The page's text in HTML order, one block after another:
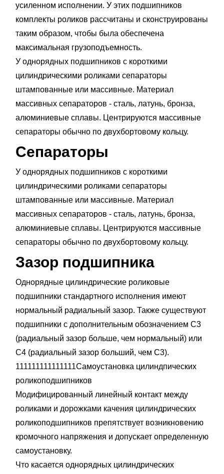
усиленном исполнении. У этих подшипников
комплекты роликов рассчитаны и сконструированы
таким образом, чтобы была обеспечена
максимальная грузоподъемность.
У однорядных подшипников с короткими
цилиндрическими роликами сепараторы
штампованные или массивные. Материал
массивных сепараторов - сталь, латунь, бронза,
алюминиевые сплавы. Центрируются массивные
сепараторы обычно по двухбортовому кольцу.
Сепараторы
У однорядных подшипников с короткими
цилиндрическими роликами сепараторы
штампованные или массивные. Материал
массивных сепараторов - сталь, латунь, бронза,
алюминиевые сплавы. Центрируются массивные
сепараторы обычно по двухбортовому кольцу.
Зазор подшипника
Однорядные цилиндрические роликовые
подшипники стандартного исполнения имеют
нормальный радиальный зазор. Также существуют
подшипники с дополнительным обозначением С3
(радиальный зазор больше, чем нормальный) или
С4 (радиальный зазор больший, чем С3).
111111111111111Самоустановка цилиндпических
роликоподшипников
Модифицированный линейный контакт между
роликами и дорожками качения цилиндрических
роликоподшипников препятствует возникновению
кромочного напряжения и допускает определенную
самоустановку.
Что касается однорядных цилиндрических